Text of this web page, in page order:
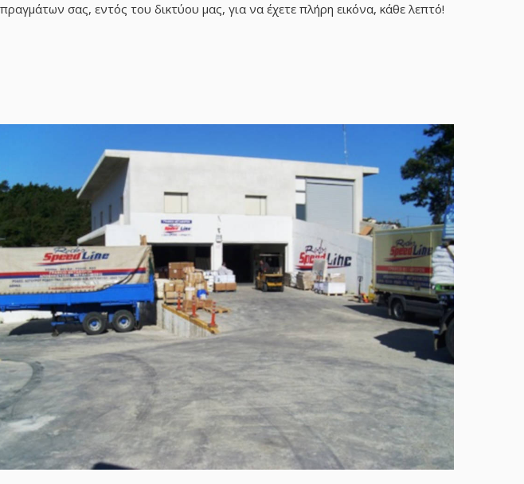
πραγμάτων σας, εντός του δικτύου μας, για να έχετε πλήρη εικόνα, κάθε λεπτό!